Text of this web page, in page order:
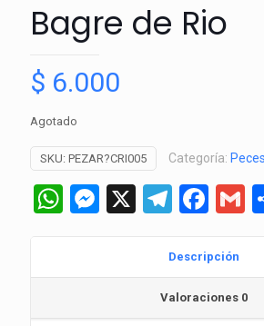
Bagre de Rio
$ 6.000
Agotado
SKU: PEZAR?CRI005 Categoría:
WhatsApp
Messenger
X
Descripción
Valoraciones 0